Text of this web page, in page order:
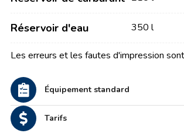
Réservoir d'eau 350 l
Les erreurs et les fautes d'impression
Équipement standard
Tarifs